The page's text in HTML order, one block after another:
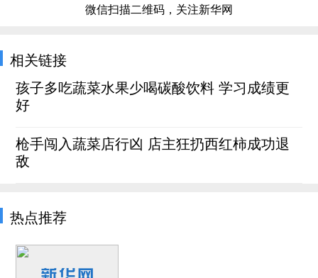
微信扫描二维码，关注新华网
相关链接
孩子多吃蔬菜水果少喝碳酸饮料 学习成绩更
好
枪手闯入蔬菜店行凶 店主狂扔西红柿成功退
敌
热点推荐